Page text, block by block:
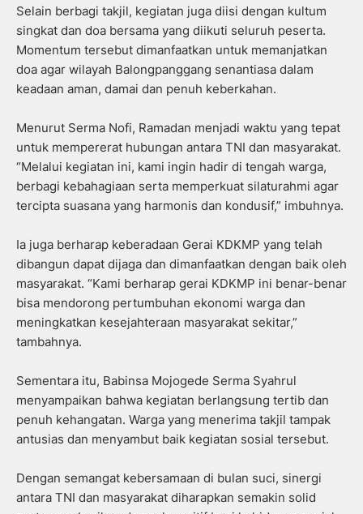
Selain berbagi takjil, kegiatan juga diisi dengan kultum
singkat dan doa bersama yang diikuti seluruh peserta.
Momentum tersebut dimanfaatkan untuk memanjatkan
doa agar wilayah Balongpanggang senantiasa dalam
keadaan aman, damai dan penuh keberkahan.
Menurut Serma Nofi, Ramadan menjadi waktu yang tepat
untuk mempererat hubungan antara TNI dan masyarakat.
“Melalui kegiatan ini, kami ingin hadir di tengah warga,
berbagi kebahagiaan serta memperkuat silaturahmi agar
tercipta suasana yang harmonis dan kondusif,” imbuhnya.
Ia juga berharap keberadaan Gerai KDKMP yang telah
dibangun dapat dijaga dan dimanfaatkan dengan baik oleh
masyarakat. “Kami berharap gerai KDKMP ini benar-benar
bisa mendorong pertumbuhan ekonomi warga dan
meningkatkan kesejahteraan masyarakat sekitar,”
tambahnya.
Sementara itu, Babinsa Mojogede Serma Syahrul
menyampaikan bahwa kegiatan berlangsung tertib dan
penuh kehangatan. Warga yang menerima takjil tampak
antusias dan menyambut baik kegiatan sosial tersebut.
Dengan semangat kebersamaan di bulan suci, sinergi
antara TNI dan masyarakat diharapkan semakin solid